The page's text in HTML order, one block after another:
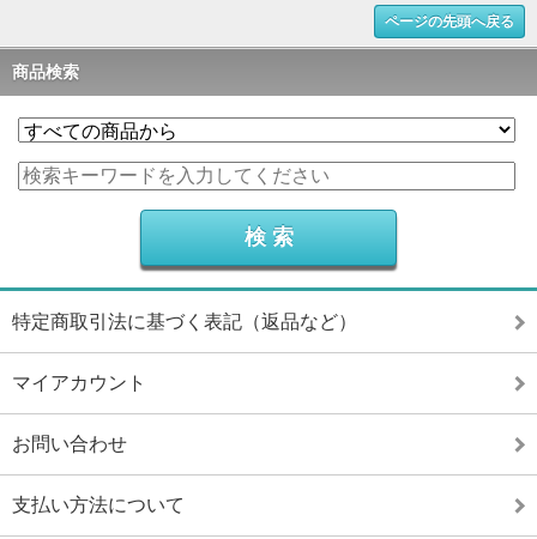
ページの先頭へ戻る
商品検索
特定商取引法に基づく表記（返品など）
マイアカウント
お問い合わせ
支払い方法について